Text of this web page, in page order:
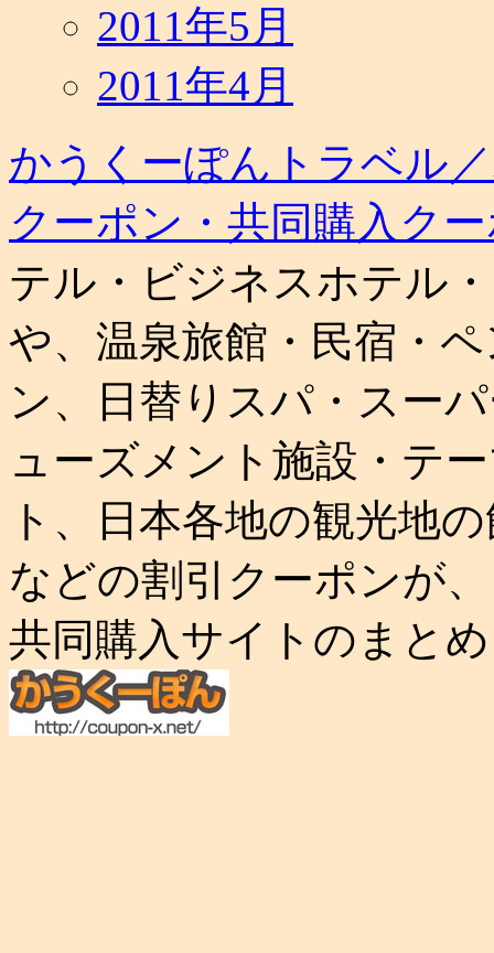
2011年5月
2011年4月
かうくーぽんトラベル
クーポン・共同購入ク
テル・ビジネスホテル
や、温泉旅館・民宿・
ン、日替りスパ・スー
ューズメント施設・テ
ト、日本各地の観光地
などの割引クーポンが
共同購入サイトのまと